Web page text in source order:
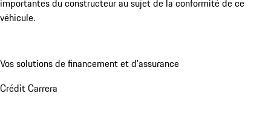
importantes du constructeur au sujet de la conformité de ce
véhicule.
Vos solutions de financement et d'assurance
Crédit Carrera